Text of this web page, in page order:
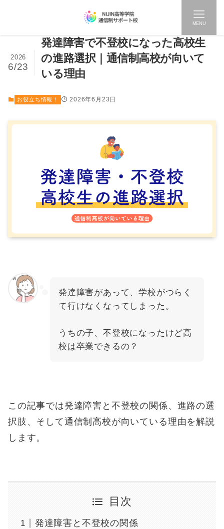
MENU
発達障害で不登校になった高校生
の進路選択｜通信制高校が向いて
いる理由
2026
6/23
お役立ち情報！ 2026年6月23日
発達障害があって、学校がつらく
て行けなくなってしまった。
うちの子、不登校になったけど高
校は卒業できるの？
この記事では発達障害と不登校の関係、進路の選
択肢、そして通信制高校が向いている理由を解説
します。
目次
発達障害と不登校の関係